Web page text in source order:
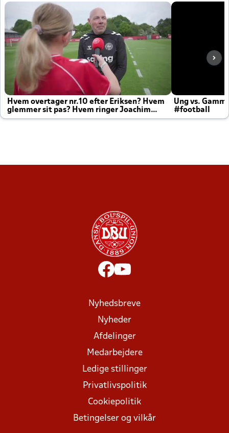
Hvem overtager nr.10 efter Eriksen? Hvem
glemmer sit pas? Hvem ringer Joachim
altid til efter kampe?
Ung vs.
#football
Nyhedsbreve
Nyheder
Afdelinger
Medarbejdere
Ledige stillinger
Privatlivspolitik
Cookiepolitik
Betingelser og vilkår